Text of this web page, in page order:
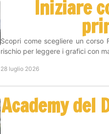
Iniziare
Scopri come scegliere un corso
rischio per leggere i grafici con
28 luglio 2026
Academy del